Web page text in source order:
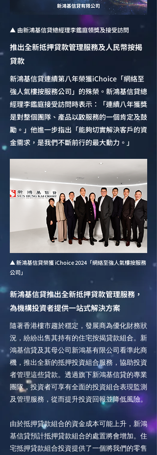
▲ 由新鴻基信貸總經理李鑑庭領獎及接受訪問
推出全新抵押貸款管理服務及人民幣按揭
貸款
新鴻基信貸連續第八年榮獲iChoice「網絡至
強人氣樓按服務公司」的殊榮。新鴻基信貸總
經理李鑑庭接受訪問時表示：「連續八年獲獎
是對整個團隊、產品以致服務的一個肯定及鼓
勵。」他進一步指出「能夠切實解決客戶的資
金需求，是我們不斷前行的最大動力。」
▲ 新鴻基信貸榮獲 iChoice 2024「網絡至強人氣樓按服務
公司」
新鴻基信貸推出全新抵押貸款管理服務，
為機構投資者提供一站式解決方案
隨著香港樓市趨於穩定，發展商為優化財務狀
況，紛紛出售其持有的住宅按揭貸款組合。新
鴻基信貸及其母公司新鴻基有限公司看準此商
機，推出全新的抵押投資組合服務，協助投資
者管理這些貸款。透過旗下新鴻基信貸的專業
團隊，投資者可享有全面的投資組合表現監測
及管理服務，從而提升投資回報並降低風險。
由於抵押貸款組合的資金成本可能上升，新鴻
基信貸預計抵押貸款組合的處置將會增加。住
宅抵押貸款組合投資提供了一個將我們的零售